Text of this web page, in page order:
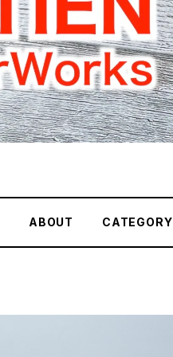
ABOUT CATEGORY